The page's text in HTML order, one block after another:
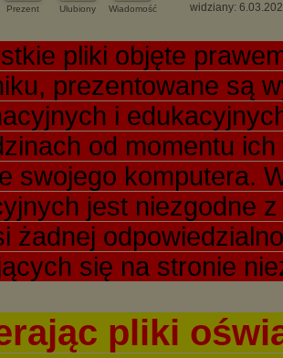
Prezent Ulubiony Wiadomość widziany: